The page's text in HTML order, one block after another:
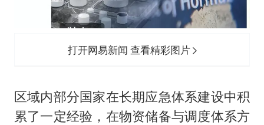
打开网易新闻 查看精彩图片
区域内部分国家在长期应急体系建设中积
累了一定经验，在物资储备与调度体系方